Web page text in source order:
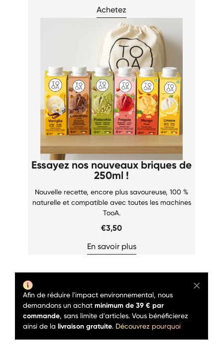
Achetez
Essayez nos nouveaux briques de
250ml !
Nouvelle recette, encore plus savoureuse, 100 %
naturelle et compatible avec toutes les machines
TooA.
€3,50
En savoir plus
Afin de réduire l'impact environnemental, nous
demandons un achat minimum de 39 € par
commande, sans limite d'articles. Vous bénéficierez
ainsi de la livraison gratuite. Découvrez pourquoi